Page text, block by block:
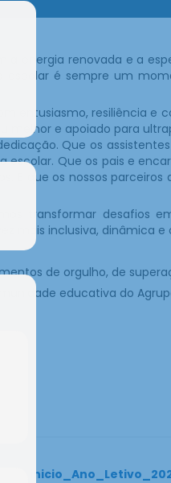
a energia renovada e a
é sempre um
entusiasmo, resiliência e
melhor e apoiado para
Que os
escolar. Que os pais e
E que os nossos
transformar desafios
mais inclusiva, dinâmica
de orgulho, de
educativa do